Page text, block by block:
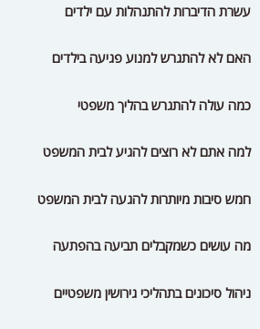
עשרת הדיברות להתנהלות עם ילדים
האם לא להתגרש למנוע פגיעה בילדים
כמה עולה להתגרש בהליך משפטי
למה אתם לא רוצים להגיע לבית המשפט
חמש סיבות מיותרות להגעה לבית המשפט
מה עושים כשמקבלים תביעה בהפתעה
ניהול סיכונים בתהליכי גירושין משפטיים